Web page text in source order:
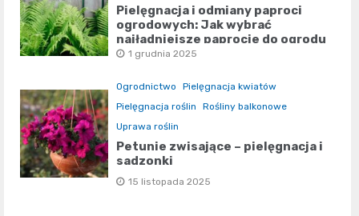
Pielęgnacja i odmiany paproci
ogrodowych: Jak wybrać
najładniejsze paprocie do ogrodu
1 grudnia 2025
Ogrodnictwo
Pielęgnacja kwiatów
Pielęgnacja roślin
Rośliny balkonowe
Uprawa roślin
Petunie zwisające – pielęgnacja i
sadzonki
15 listopada 2025